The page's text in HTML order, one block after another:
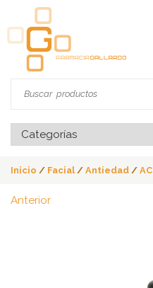
Inicio / Facial / Antiedad /
Anterior